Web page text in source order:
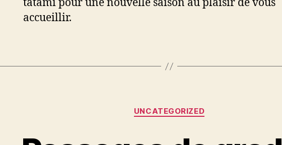
tatami pour une nouvelle saison au plaisir de vous
accueillir.
Catégories
UNCATEGORIZED